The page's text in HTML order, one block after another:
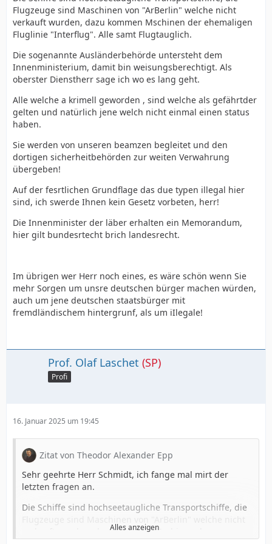
Flugzeuge sind Maschinen von "ArBerlin" welche nicht
verkauft wurden, dazu kommen Mschinen der ehemaligen
Fluglinie "Interflug". Alle samt Flugtauglich.
Die sogenannte Ausländerbehörde untersteht dem
Innenministerium, damit bin weisungsberechtigt. Als
oberster Dienstherr sage ich wo es lang geht.
Alle welche a krimell geworden , sind welche als gefährtder
gelten und natürlich jene welch nicht einmal einen status
haben.
Sie werden von unseren beamzen begleitet und den
dortigen sicherheitbehörden zur weiten Verwahrung
übergeben!
Auf der fesrtlichen Grundflage das due typen illegal hier
sind, ich swerde Ihnen kein Gesetz vorbeten, herr!
Die Innenminister der läber erhalten ein Memorandum,
hier gilt bundesrtecht brich landesrecht.
Im übrigen wer Herr noch eines, es wäre schön wenn Sie
mehr Sorgen um unsre deutschen bürger machen würden,
auch um jene deutschen staatsbürger mit
fremdländischem hintergrunf, als um iIlegale!
Prof. Olaf Laschet (SP)
Profi
16. Januar 2025 um 19:45
Zitat von Theodor Alexander Epp
Sehr geehrte Herr Schmidt, ich fange mal mirt der
letzten fragen an.
Die Schiffe sind hochseetaugliche Transportschiffe, die
verkauft wurden, dazu kommen Mschinen der
Alles anzeigen